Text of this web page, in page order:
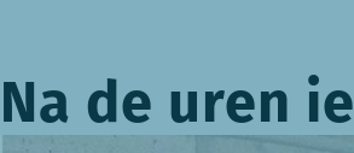
Na de uren